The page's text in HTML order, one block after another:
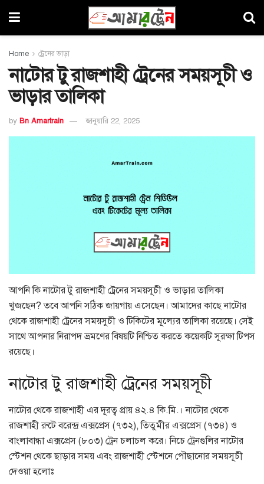
Home ট্রেনের ভাড়া
নাটোর টু রাজশাহী ট্রেনের সময়সূচী ও
ভাড়ার তালিকা
by Bn Amartrain জানুয়ারি 22, 2025
আপনি কি নাটোর টু রাজশাহী ট্রেনের সময়সূচী ও ভাড়ার তালিকা
খুজছেন? তবে আপনি সঠিক জায়গায় এসেছেন। আমাদের কাছে নাটোর
থেকে রাজশাহী ট্রেনের সময়সুচী ও টিকিটের মূল্যের তালিকা রয়েছে। সেই
সাথে আপনার নিরাপদ ভ্রমণের বিষয়টি নিশ্চিত করতে কয়েকটি সুরক্ষা টিপস
রয়েছে।
নাটোর টু রাজশাহী ট্রেনের সময়সূচী
নাটোর থেকে রাজশাহী এর দূরত্ব প্রায় ৪২.৪ কি.মি.। নাটোর থেকে
রাজশাহী রুটে বরেন্দ্র এক্সপ্রেস (৭৩২), তিতুমীর এক্সপ্রেস (৭৩৪) ও
বাংলাবান্ধা এক্সপ্রেস (৮০৩) ট্রেন চলাচল করে। নিচে ট্রেনগুলির নাটোর
স্টেশন থেকে ছাড়ার সময় এবং রাজশাহী স্টেশনে পৌছানোর সময়সূচী
দেওয়া হলোঃ